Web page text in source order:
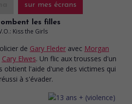
sur mes écrans
les filles
Kiss the Girls
de Gary Fleder avec Morgan
Cary Elwes. Un flic aux trousses d'un
obtient l'aide d'une des victimes qui
à s'évader.